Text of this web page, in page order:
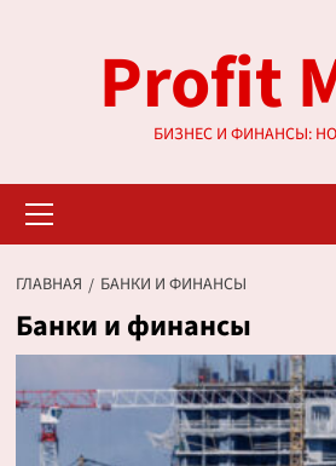
содержимомуProfit
БИЗНЕС И ФИНАНСЫ:
меню
ГЛАВНАЯ БАНКИ И ФИНАНСЫ
Банки и финансы